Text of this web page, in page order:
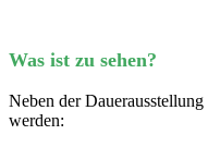
Was ist zu sehen?
Neben der
werden: